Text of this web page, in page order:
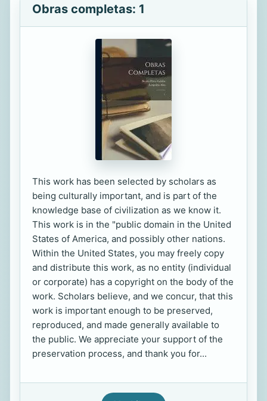
Obras completas: 1
This work has been selected by scholars as
being culturally important, and is part of the
knowledge base of civilization as we know it.
This work is in the "public domain in the United
States of America, and possibly other nations.
Within the United States, you may freely copy
and distribute this work, as no entity (individual
or corporate) has a copyright on the body of the
work. Scholars believe, and we concur, that this
work is important enough to be preserved,
reproduced, and made generally available to
the public. We appreciate your support of the
preservation process, and thank you for...